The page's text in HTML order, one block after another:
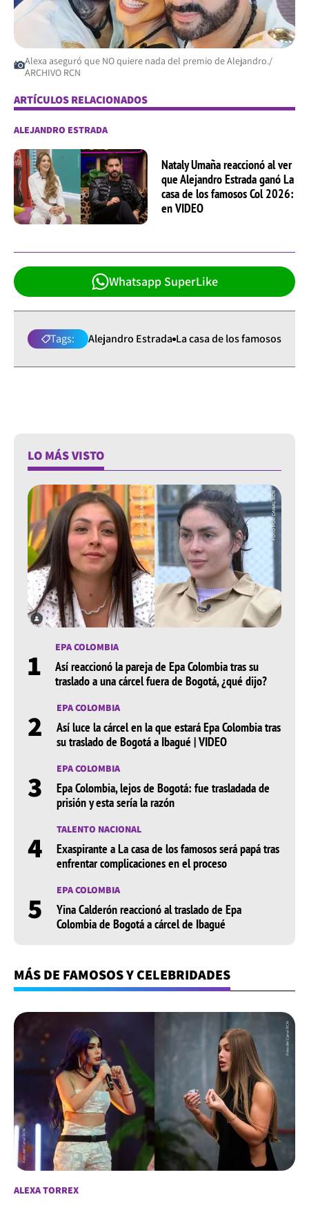
Alexa aseguró que NO quiere nada del premio de Alejandro./
ARCHIVO RCN
ARTÍCULOS RELACIONADOS
ALEJANDRO ESTRADA
Nataly Umaña reaccionó al ver
que Alejandro Estrada ganó La
casa de los famosos Col 2026:
en VIDEO
Whatsapp SuperLike
Tags: Alejandro Estrada La casa de los famosos
LO MÁS VISTO
1 EPA COLOMBIA
Así reaccionó la pareja de Epa Colombia tras su
traslado a una cárcel fuera de Bogotá, ¿qué dijo?
2 EPA COLOMBIA
Así luce la cárcel en la que estará Epa Colombia tras
su traslado de Bogotá a Ibagué | VIDEO
3 EPA COLOMBIA
Epa Colombia, lejos de Bogotá: fue trasladada de
prisión y esta sería la razón
4 TALENTO NACIONAL
Exaspirante a La casa de los famosos será papá tras
enfrentar complicaciones en el proceso
5 EPA COLOMBIA
Yina Calderón reaccionó al traslado de Epa
Colombia de Bogotá a cárcel de Ibagué
MÁS DE FAMOSOS Y CELEBRIDADES
ALEXA TORREX